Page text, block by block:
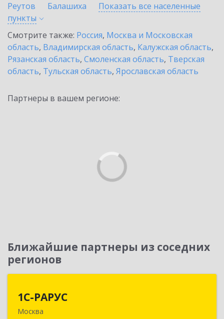
Реутов
Балашиха
Показать все населенные
пункты
Смотрите также: Россия, Москва и Московская
область, Владимирская область, Калужская область,
Рязанская область, Смоленская область, Тверская
область, Тульская область, Ярославская область
Партнеры в вашем регионе:
Ближайшие партнеры из соседних
регионов
1С-РАРУС
Москва127434, Москва г, Дмитровское ш, дом № 9Б